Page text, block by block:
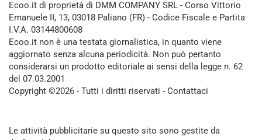
Ecoo.it di proprietà di DMM COMPANY SRL - Corso Vittorio
Emanuele II, 13, 03018 Paliano (FR) - Codice Fiscale e Partita
I.V.A. 03144800608
Ecoo.it non è una testata giornalistica, in quanto viene
aggiornato senza alcuna periodicità. Non può pertanto
considerarsi un prodotto editoriale ai sensi della legge n. 62
del 07.03.2001
Copyright ©2026 - Tutti i diritti riservati - Contattaci
Le attività pubblicitarie su questo sito sono gestite da